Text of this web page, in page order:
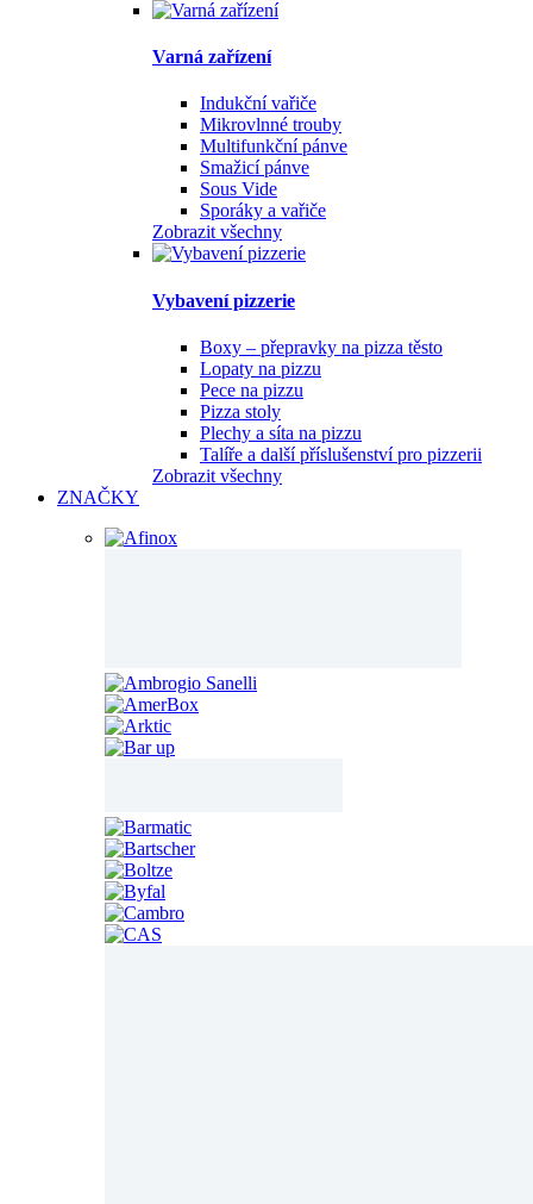
Varná zařízení
Indukční vařiče
Mikrovlnné trouby
Multifunkční pánve
Smažicí pánve
Sous Vide
Sporáky a vařiče
Zobrazit všechny
Vybavení pizzerie
Boxy – přepravky na pizza těsto
Lopaty na pizzu
Pece na pizzu
Pizza stoly
Plechy a síta na pizzu
Talíře a další příslušenství pro pizzerii
Zobrazit všechny
ZNAČKY